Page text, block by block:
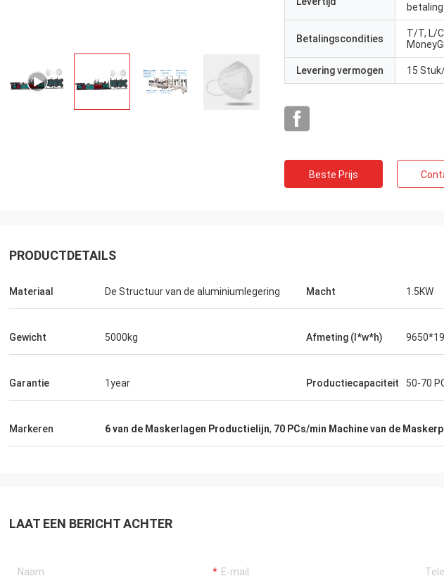
logistiek ook zeer snel, selecteert heel
wat machines, ziet zeer tevreden dit, is
verkopers verzonden video, die
Ingenieursregelingen opdragen ook zeer
Thomas
De machines zijn zeer goede, éénjarige
garantie, life-long dienst. De machine is
betaling
Betalingscondities
T/T, L/
Levering vermogen 15
Beste Prijs
PRODUCTDETAILS
Materiaal De Structuur van de aluminiumlegering Macht 1.5KW
Gewicht 5000kg Afmeting (l*w*h)
Garantie 1year Productiecapaciteit 50-70
Markeren 6 van de Maskerlagen Productielijn, 70 PCs/min Machine van de
LAAT EEN BERICHT ACHTER